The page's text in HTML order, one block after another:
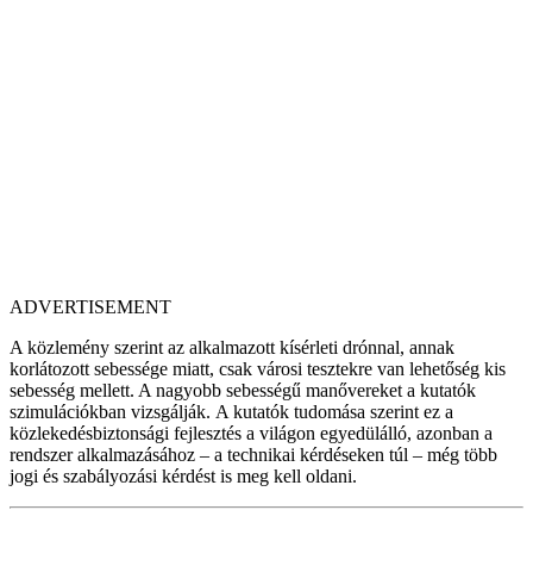
ADVERTISEMENT
A közlemény szerint az alkalmazott kísérleti drónnal, annak
korlátozott sebessége miatt, csak városi tesztekre van lehetőség kis
sebesség mellett. A nagyobb sebességű manővereket a kutatók
szimulációkban vizsgálják. A kutatók tudomása szerint ez a
közlekedésbiztonsági fejlesztés a világon egyedülálló, azonban a
rendszer alkalmazásához – a technikai kérdéseken túl – még több
jogi és szabályozási kérdést is meg kell oldani.